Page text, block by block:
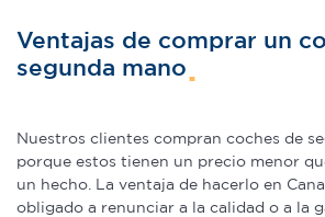
Ventajas de comprar un
segunda mano
Nuestros clientes compran coches de
porque estos tienen un precio menor
un hecho. La ventaja de hacerlo en
obligado a renunciar a la calidad o a la